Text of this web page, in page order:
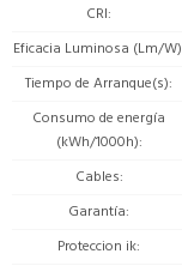
CRI
Eficacia Luminosa (Lm/W)
Tiempo de Arranque(s)
Consumo de energía
(kWh/1000h)
Cables
Garantía
Proteccion ik